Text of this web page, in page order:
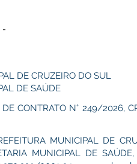
-
DE CRUZEIRO DO SUL
DE SAÚDE
DE CONTRATO N° 249/2026,
MUNICIPAL DE
MUNICIPAL DE